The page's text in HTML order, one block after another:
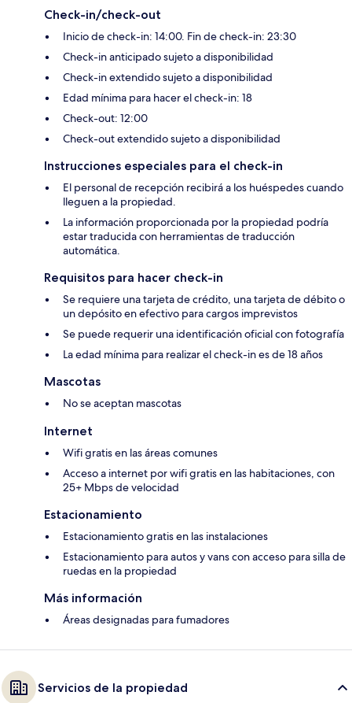
Check-in/check-out
Inicio de check-in: 14:00. Fin de check-in: 23:30
Check-in anticipado sujeto a disponibilidad
Check-in extendido sujeto a disponibilidad
Edad mínima para hacer el check-in: 18
Check-out: 12:00
Check-out extendido sujeto a disponibilidad
Instrucciones especiales para el check-in
El personal de recepción recibirá a los huéspedes cuando
lleguen a la propiedad.
La información proporcionada por la propiedad podría
estar traducida con herramientas de traducción
automática.
Requisitos para hacer check-in
Se requiere una tarjeta de crédito, una tarjeta de débito o
un depósito en efectivo para cargos imprevistos
Se puede requerir una identificación oficial con fotografía
La edad mínima para realizar el check-in es de 18 años
Mascotas
No se aceptan mascotas
Internet
Wifi gratis en las áreas comunes
Acceso a internet por wifi gratis en las habitaciones, con
25+ Mbps de velocidad
Estacionamiento
Estacionamiento gratis en las instalaciones
Estacionamiento para autos y vans con acceso para silla de
ruedas en la propiedad
Más información
Áreas designadas para fumadores
Servicios de la propiedad